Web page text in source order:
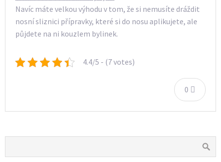
Navíc máte velkou výhodu v tom, že si nemusíte dráždit
nosní sliznici přípravky, které si do nosu aplikujete, ale
půjdete na ni kouzlem bylinek.
4.4/5 - (7 votes)
0